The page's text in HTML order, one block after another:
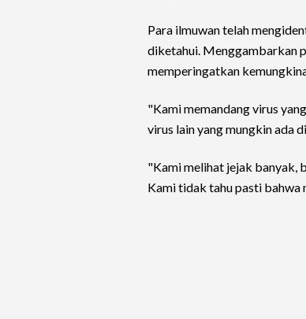
Para ilmuwan telah
diketahui. Menggambarkan
memperingatkan
"Kami memandang virus
virus lain yang mungkin ada
"Kami melihat jejak banyak,
Kami tidak tahu pasti bahwa